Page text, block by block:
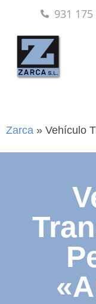
931 175
Zarca » Vehículo